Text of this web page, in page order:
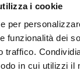
i cookie
per
funzionalità dei
traffico.
in cui utilizzi il